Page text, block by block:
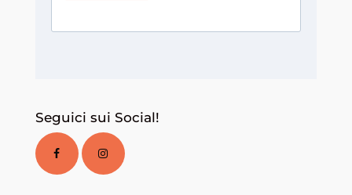
Seguici sui Social!